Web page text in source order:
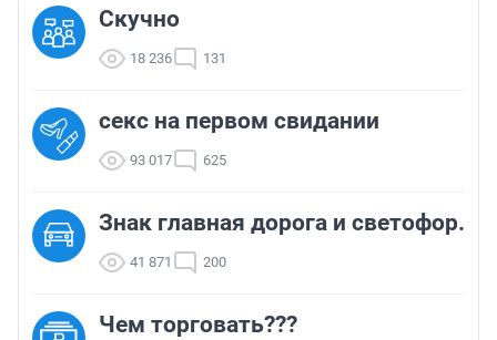
Скучно
18 236 131
секс на первом свидании
93 017 625
Знак главная дорога и светофор.
41 871 200
Чем торговать???